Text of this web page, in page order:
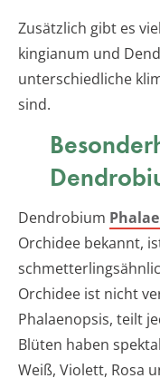
Zusätzlich gibt es
kingianum und
unterschiedliche
sind.
Dendrobium
Orchidee bekannt,
Orchidee ist nicht
Phalaenopsis, teilt
Blüten haben
Weiß, Violett, Rosa